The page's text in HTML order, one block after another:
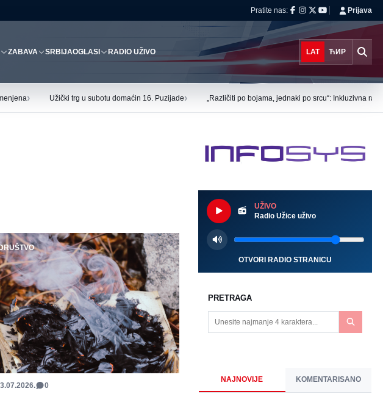
Pratite nas: Prijava
ZABAVA SRBIJAOGLASI RADIO UŽIVO LAT ЋИР
› Užički trg u subotu domaćin 16. Puzijade› „Različiti po bojama, jednaki po srcu“: Inkluzivna
0
UŽIVO
Radio Užice uživo
OTVORI RADIO STRANICU
PRETRAGA
NAJNOVIJE KOMENTARISANO